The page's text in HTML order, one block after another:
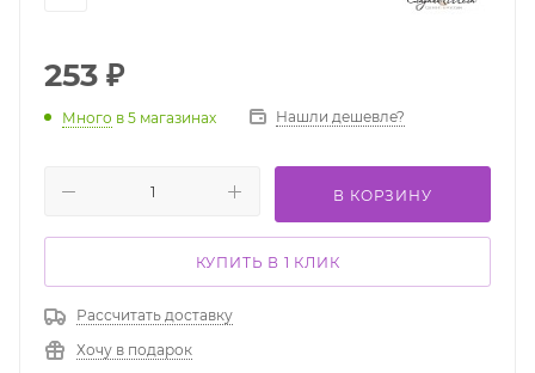
253 ₽
Много в 5 магазинах Нашли дешевле?
В КОРЗИНУ
КУПИТЬ В 1 КЛИК
Рассчитать доставку
Хочу в подарок